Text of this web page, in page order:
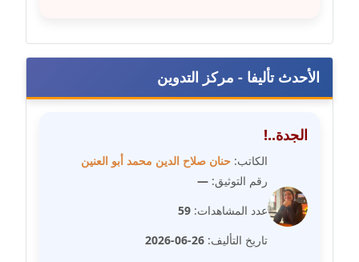
مدونة فيروز القطلبي
عاملة
مدونة كريمان سالم
مدونة كنوز صلاح
مدونة كيندا فائز
الأحدث تأليفا - مركز التدوين
الجدة..!
الكاتب: حنان صلاح الدين محمد أبو العنين
رقم التوثيق: —
عدد المشاهدات: 59
تاريخ التأليف: 26-06-2026